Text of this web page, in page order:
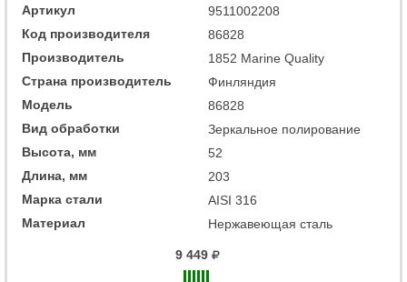
Артикул
9511002208
Код производителя
86828
Производитель
1852 Marine Quality
Страна производитель
Финляндия
Модель
86828
Вид обработки
Зеркальное полирование
Высота, мм
52
Длина, мм
203
Марка стали
AISI 316
Материал
Нержавеющая сталь
9 449